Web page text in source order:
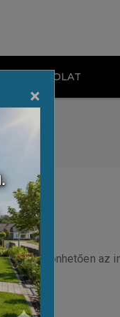
KAPCSOLAT
köszönhetően az
×